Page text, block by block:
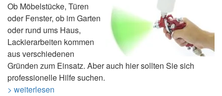
Ob Möbelstücke, Türen
oder Fenster, ob im Garten
oder rund ums Haus,
Lackierarbeiten kommen
aus verschiedenen
Gründen zum Einsatz. Aber auch hier sollten Sie sich
professionelle Hilfe suchen.
> weiterlesen